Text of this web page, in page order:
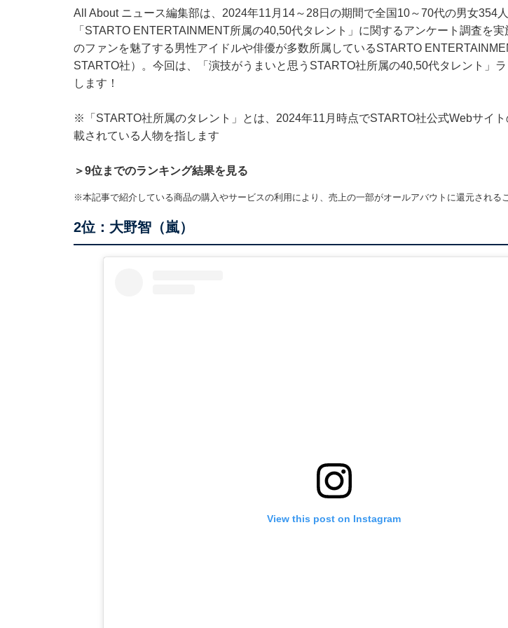
All About ニュース編集部は、2024年11月14～28日の期間で全国10～70代の男女354
「STARTO ENTERTAINMENT所属の40,50代タレント」に関するアンケート調査を実
のファンを魅了する男性アイドルや俳優が多数所属しているSTARTO
STARTO社）。今回は、「演技がうまいと思うSTARTO社所属の40,50代タレント」
します！
※「STARTO社所属のタレント」とは、2024年11月時点でSTARTO社公式Webサイ
載されている人物を指します
＞9位までのランキング結果を見る
※本記事で紹介している商品の購入やサービスの利用により、売上の一部がオールアバウトに還元される
2位：大野智（嵐）
View this post on Instagram